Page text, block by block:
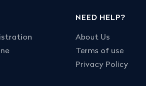
NEED HELP?
About Us
Terms of use
Privacy Policy